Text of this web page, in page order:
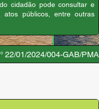
cidadão pode consultar e
atos públicos, entre outras
22/01/2024/004-GAB/PMA